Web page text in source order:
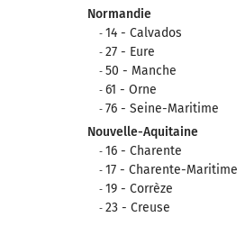
Normandie
14 - Calvados
27 - Eure
50 - Manche
61 - Orne
76 - Seine-Maritime
Nouvelle-Aquitaine
16 - Charente
17 - Charente-Maritime
19 - Corrèze
23 - Creuse